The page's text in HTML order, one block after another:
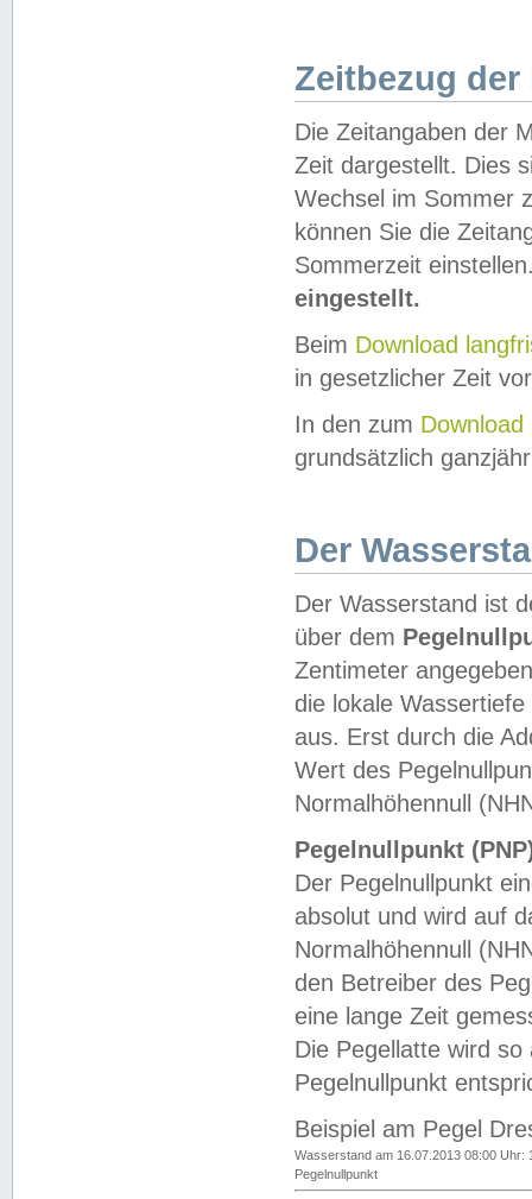
Zeitbezug der
Die Zeitangaben der
Zeit dargestellt. Dies
Wechsel im Sommer
können Sie die
Sommerzeit
eingestellt.
Beim Download
in gesetzlicher Zeit
In den zum Download
grundsätzlich
Der
Der Wasserstand ist
über dem
Zentimeter
die lokale
aus. Erst durch die
Wert des
Normalhöhennull
Pegelnullpunkt
Der Pegelnullpunkt
absolut und wird auf
Normalhöhennull
den Betreiber des
eine lange Zeit
Die Pegellatte wird
Pegelnullpunkt
Beispiel am Pegel
Wasserstand am 16.07.2013 08:00 Uhr:
Pegelnullpunkt